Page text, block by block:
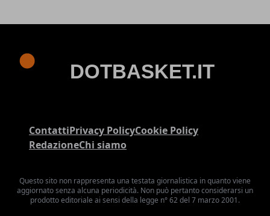
ContattiPrivacy PolicyCookie Policy
RedazioneChi siamo
Questo sito non rappresenta una testata giornalistica in quanto viene
aggiornato senza alcuna periodicità. Non può pertanto considerarsi un
prodotto editoriale ai sensi della legge n° 62 del 7 marzo 2001.